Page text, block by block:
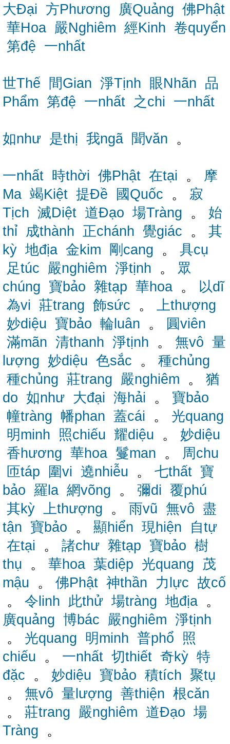
大Đại 方Phương 廣Quảng 佛Phật
華Hoa 嚴Nghiêm 經Kinh 卷quyển
第đệ 一nhất
世Thế 間Gian 淨Tịnh 眼Nhãn 品
Phẩm 第đệ 一nhất 之chi 一nhất
如như 是thị 我ngã 聞văn 。
一nhất 時thời 佛Phật 在tại 。 摩
Ma 竭Kiệt 提Đề 國Quốc 。 寂
Tịch 滅Diệt 道Đạo 場Tràng 。 始
thỉ 成thành 正chánh 覺giác 。 其
kỳ 地địa 金kim 剛cang 。 具cụ
足túc
嚴nghiêm 淨tịnh 。 眾
chúng 寶bảo 雜tạp 華hoa 。 以dĩ
為vi 莊trang 飾sức 。 上thượng
妙diệu 寶bảo 輪luân 。
圓viên
滿mãn 清thanh 淨tịnh 。 無vô 量
lượng 妙diệu 色sắc 。 種chủng
種chủng 莊trang 嚴nghiêm 。 猶
do 如như 大đại 海hải 。 寶bảo
幢tràng 幡phan 蓋cái 。 光quang
明minh
照chiếu 耀diệu 。 妙diệu
香hương 華hoa 鬘man 。 周chu
匝táp
圍vi 遶nhiễu 。 七thất 寶
bảo 羅la 網võng 。 彌di 覆phú
其kỳ 上thượng 。 雨vũ 無vô 盡
tận 寶bảo 。 顯hiển 現hiện
自tự
在tại 。 諸chư 雜tạp 寶bảo 樹
thụ 。 華hoa 葉diệp 光quang
茂
mậu 。 佛Phật 神thần 力lực 故cố
。 令linh 此thử 場tràng 地địa 。
廣quảng 博bác 嚴nghiêm 淨tịnh
。 光quang 明minh 普phổ
照
chiếu 。 一nhất 切thiết 奇kỳ 特
đặc 。 妙diệu 寶bảo 積tích 聚tụ
。 無vô 量lượng 善thiện 根căn
。 莊trang 嚴nghiêm 道Đạo 場
Tràng 。